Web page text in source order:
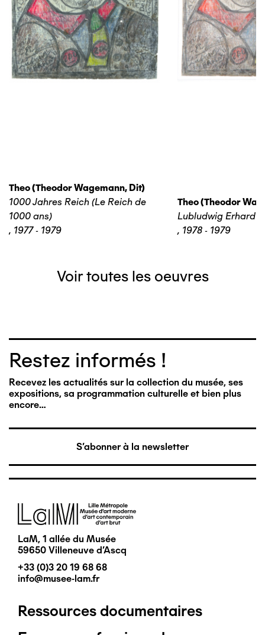
Theo (theodor Wagemann, Dit)
1000 Jahres Reich (Le Reich de
1000 ans)
, 1977 - 1979
Theo (theodor
Lubludwig Erhard
, 1978 - 1979
Voir toutes les oeuvres
Restez informés !
Recevez les actualités sur la collection du musée, ses
expositions, sa programmation culturelle et bien plus
encore…
S'abonner à la newsletter
Image
LaM, 1 allée du Musée
59650 Villeneuve d'Ascq
+33 (0)3 20 19 68 68
info@musee-lam.fr
Pied
Ressources documentaires